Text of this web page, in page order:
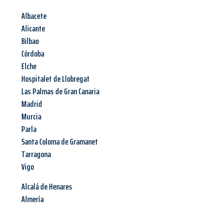
Albacete
Alicante
Bilbao
Córdoba
Elche
Hospitalet de Llobregat
Las Palmas de Gran Canaria
Madrid
Murcia
Parla
Santa Coloma de Gramanet
Tarragona
Vigo
Alcalá de Henares
Almería